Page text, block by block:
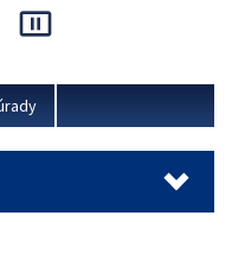
vnútra SR.
pause_presentation